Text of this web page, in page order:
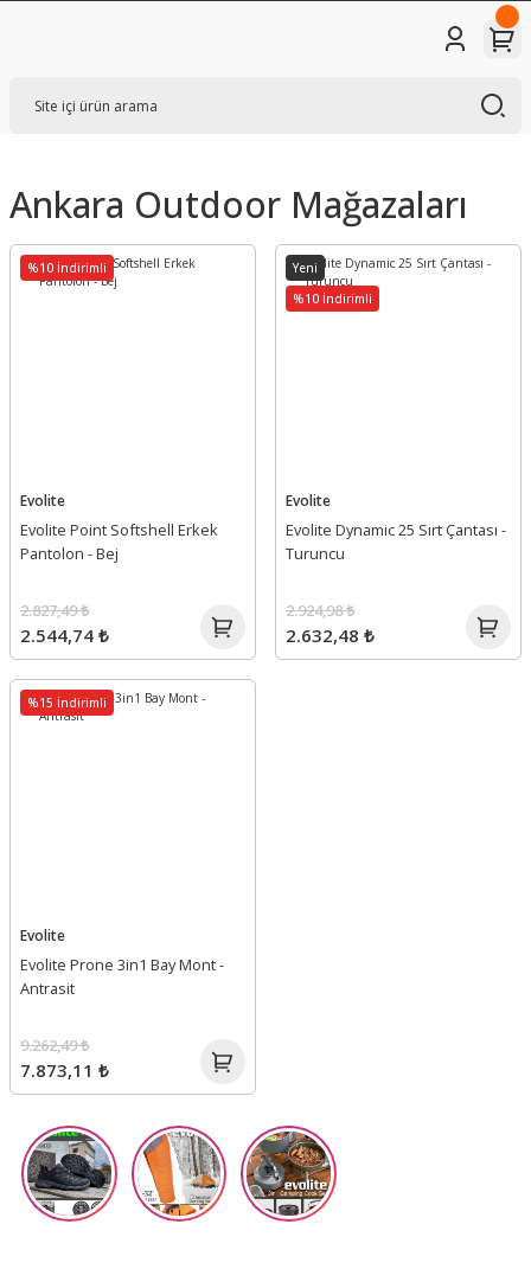
Ankara Outdoor Mağazaları
%10 İndirimli
Evolite
Evolite Point Softshell Erkek
Pantolon - Bej
2.544,74 ₺
2.827,49 ₺
Yeni
%10 İndirimli
Evolite
Evolite Dynamic 25 Sırt Çantası -
Turuncu
2.632,48 ₺
2.924,98 ₺
%15 İndirimli
Evolite
Evolite Prone 3in1 Bay Mont -
Antrasit
7.873,11 ₺
9.262,49 ₺